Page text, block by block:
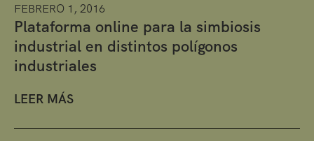
FEBRERO 1, 2016
Plataforma online para la simbiosis
industrial en distintos polígonos
industriales
LEER MÁS